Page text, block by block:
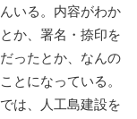
いる。内容がわか
か、署名・捺印を
ったとか、なんの
とになっている。
は、人工島建設を